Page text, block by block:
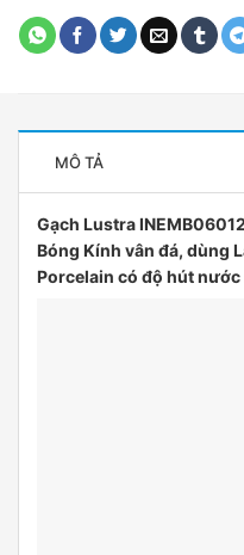
MÔ TẢ
Gạch Lustra
Bóng Kính vân đá, dùng
Porcelain có độ hút